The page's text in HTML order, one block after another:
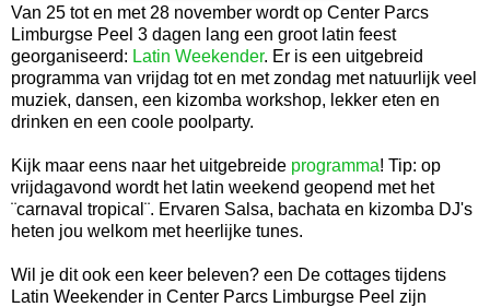
Van 25 tot en met 28 november wordt op Center Parcs
Limburgse Peel 3 dagen lang een groot latin feest
georganiseerd: Latin Weekender. Er is een uitgebreid
programma van vrijdag tot en met zondag met natuurlijk veel
muziek, dansen, een kizomba workshop, lekker eten en
drinken en een coole poolparty.
Kijk maar eens naar het uitgebreide programma! Tip: op
vrijdagavond wordt het latin weekend geopend met het
¨carnaval tropical¨. Ervaren Salsa, bachata en kizomba DJ's
heten jou welkom met heerlijke tunes.
Wil je dit ook een keer beleven? een De cottages tijdens
Latin Weekender in Center Parcs Limburgse Peel zijn